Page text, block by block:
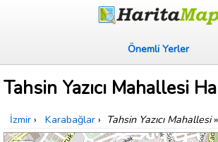
Önemli Yerler
Tahsin Yazıcı Mahallesi
İzmir › Karabağlar › Tahsin Yazıcı Mahallesi»